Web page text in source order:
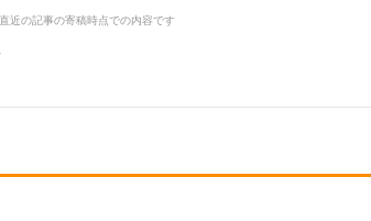
近の記事の寄稿時点での内容です